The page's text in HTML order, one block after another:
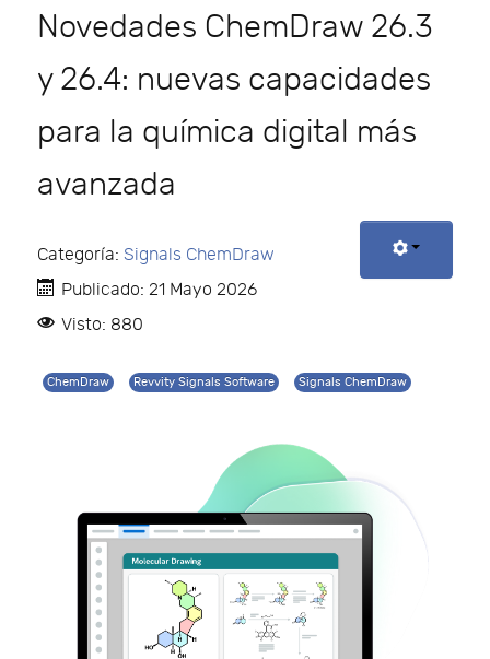
Novedades ChemDraw 26.3
y 26.4: nuevas capacidades
para la química digital más
avanzada
Categoría: Signals ChemDraw
Publicado: 21 Mayo 2026
Visto: 880
ChemDraw Revvity Signals Software Signals ChemDraw